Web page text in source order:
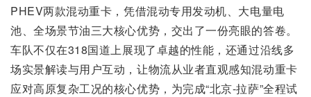
PHEV两款混动重卡，凭借混动专用发动机、大电量电
池、全场景节油三大核心优势，交出了一份亮眼的答卷。
车队不仅在318国道上展现了卓越的性能，还通过沿线多
场实景解读与用户互动，让物流从业者直观感知混动重卡
应对高原复杂工况的核心优势，为完成“北京-拉萨”全程试